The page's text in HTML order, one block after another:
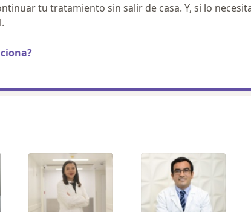
tu tratamiento sin salir de casa. Y, si lo